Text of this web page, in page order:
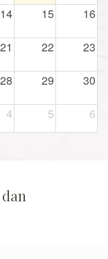
14 15 16
21 22 23
28 29 30
4 5 6